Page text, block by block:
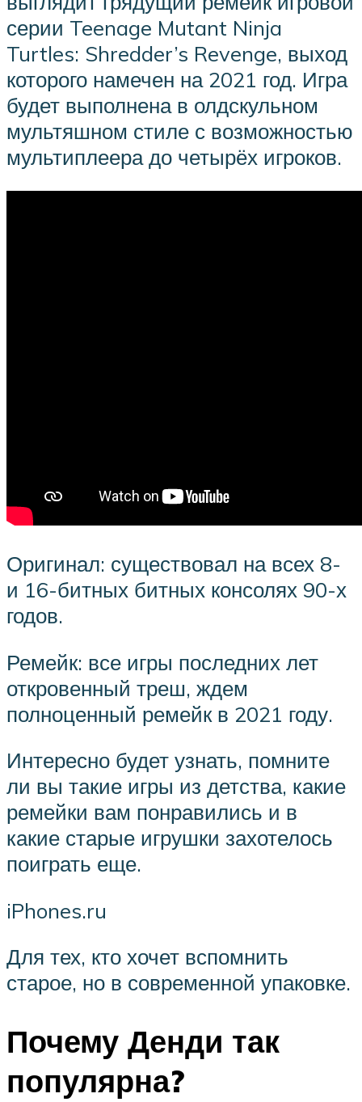
серии Teenage Mutant Ninja
Turtles: Shredder’s Revenge, выход
которого намечен на 2021 год. Игра
будет выполнена в олдскульном
мультяшном стиле с возможностью
мультиплеера до четырёх игроков.
Оригинал: существовал на всех 8-
и 16-битных битных консолях 90-х
годов.
Ремейк: все игры последних лет
откровенный треш, ждем
полноценный ремейк в 2021 году.
Интересно будет узнать, помните
ли вы такие игры из детства, какие
ремейки вам понравились и в
какие старые игрушки захотелось
поиграть еще.
iPhones.ru
Для тех, кто хочет вспомнить
старое, но в современной упаковке.
Почему Денди так
популярна?